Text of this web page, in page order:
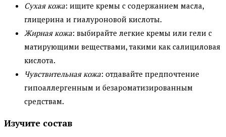
Сухая кожа: ищите кремы с содержанием масла,
глицерина и гиалуроновой кислоты.
Жирная кожа: выбирайте легкие кремы или гели с
матирующими веществами, такими как салициловая
кислота.
Чувствительная кожа: отдавайте предпочтение
гипоаллергенным и безароматизированным
средствам.
Изучите состав